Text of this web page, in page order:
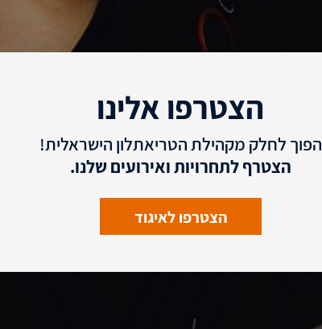
הצטרפו אלינו
הפוך לחלק מקהילת הטריאתלון הישראלית!
הצטרף לתחרויות ואירועים שלנו.
הצטרפו לאיגוד